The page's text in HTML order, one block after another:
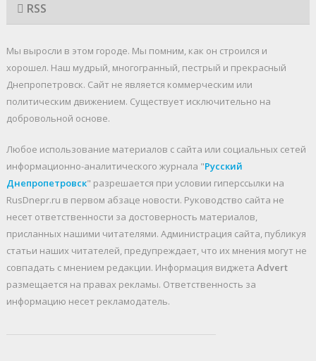
RSS
Мы выросли в этом городе. Мы помним, как он строился и
хорошел. Наш мудрый, многогранный, пестрый и прекрасный
Днепропетровск. Cайт не является коммерческим или
политическим движением. Существует исключительно на
добровольной основе.
Любое использование материалов c сайта или социальных сетей
информационно-аналитического журнала "Русский
Днепропетровск" разрешается при условии гиперссылки на
RusDnepr.ru в первом абзаце новости. Руководство сайта не
несет ответственности за достоверность материалов,
присланных нашими читателями. Администрация сайта, публикуя
статьи наших читателей, предупреждает, что их мнения могут не
совпадать с мнением редакции. Информация виджета Advert
размещается на правах рекламы. Ответственность за
информацию несет рекламодатель.